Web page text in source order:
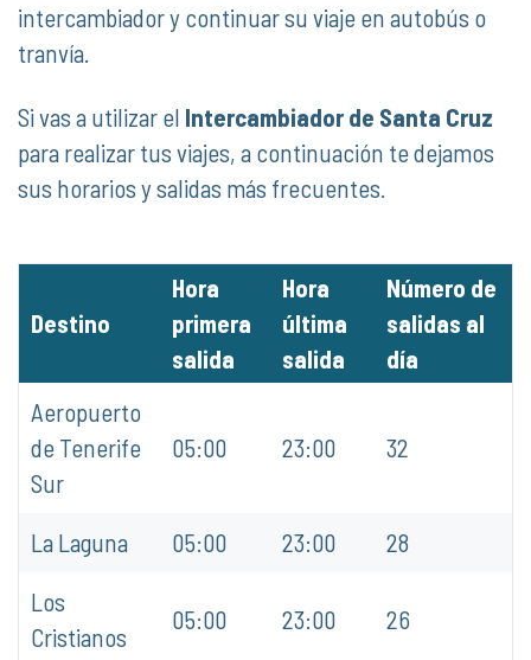
intercambiador y continuar su viaje en autobús o
tranvía.
Si vas a utilizar el Intercambiador de Santa Cruz
para realizar tus viajes, a continuación te dejamos
sus horarios y salidas más frecuentes.
Destino
Hora
primera
salida
Hora
última
salida
Número de
salidas al
día
Aeropuerto
de Tenerife
Sur
05:00 23:00 32
La Laguna 05:00 23:00
28
Los
Cristianos
05:00 23:00 26